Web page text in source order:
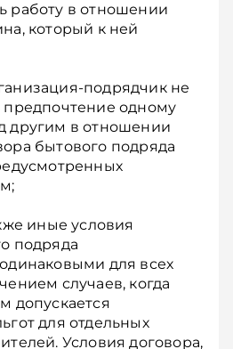
работу в отношении
который к ней
подрядчик не
предпочтение одному
другим в отношении
бытового подряда
иные условия
подряда
для всех
случаев, когда
допускается
для отдельных
Условия договора,